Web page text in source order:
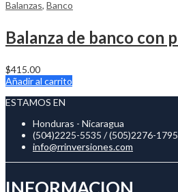
Balanzas, Banco
$415.00
Añadir al carrito
ESTAMOS EN
Honduras - Nicaragua
(504)2225-5535 / (505)2276-1795
info@rrinversiones.com